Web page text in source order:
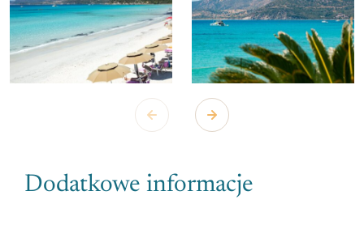
Dodatkowe informacje